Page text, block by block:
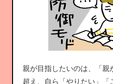
親が目指したいのは、「親
超え、自ら「やりたい」「